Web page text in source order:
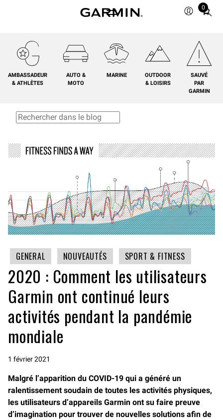
0
Total
cart:
0
AMBASSADEUR
& ATHLÈTES
AUTO &
MOTO
MARINE
OUTDOOR
& LOISIRS
SAUVÉ
PAR
GARMIN
GENERAL NOUVEAUTÉS SPORT & FITNESS
2020 : Comment les utilisateurs
Garmin ont continué leurs
activités pendant la pandémie
mondiale
1 février 2021
Malgré l’apparition du COVID-19 qui a généré un
ralentissement soudain de toutes les activités physiques,
les utilisateurs d’appareils Garmin ont su faire preuve
d’imagination pour trouver de nouvelles solutions afin de